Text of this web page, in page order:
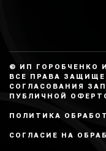
© ИП ГОРОБЧЕНКО
ВСЕ ПРАВА
СОГЛАСОВАНИЯ
ПУБЛИЧНОЙ
ПОЛИТИКА
СОГЛАСИЕ НА